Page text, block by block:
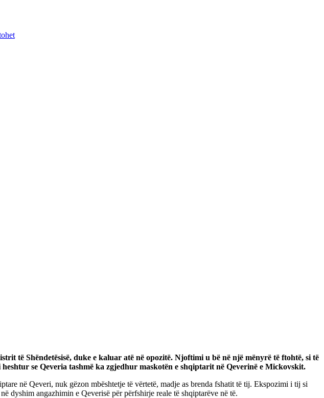
Shëndetësisë, duke e kaluar atë në opozitë. Njoftimi u bë në një mënyrë të ftohtë, si të
se Qeveria tashmë ka zgjedhur maskotën e shqiptarit në Qeverinë e Mickovskit.
në Qeveri, nuk gëzon mbështetje të vërtetë, madje as brenda fshatit të tij. Ekspozimi i tij si
dyshim angazhimin e Qeverisë për përfshirje reale të shqiptarëve në të.